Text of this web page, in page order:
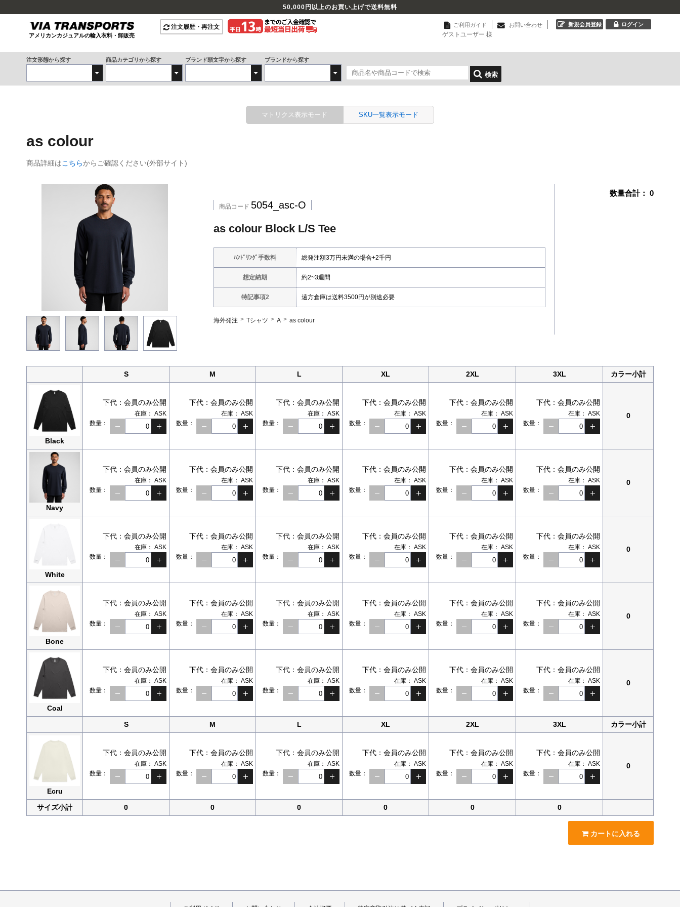
50,000 円以上のお買い上げで送料無料
アメリカンカジュアルの輸入衣料・卸販売
注文履歴・再注文 ご利用ガイド お問い合わせ 新規会員登録 ログイン
ゲストユーザー 様
注文形態から探す 商品カテゴリから探す ブランド頭文字から探す ブランドから探す
検索
マトリクス表示モード SKU一覧表示モード
as colour
商品詳細はこちらからご確認ください(外部サイト)
商品コード 5054_asc-O
as colour Block L/S Tee
ﾊﾝﾄﾞﾘﾝｸﾞ手数料 総発注額3万円未満の場合+2千円
想定納期 約2~3週間
特記事項2 遠方倉庫は送料3500円が別途必要
海外発注 Tシャツ A as colour
数量合計： 0
S M L XL 2XL 3XL カラー小計
サイズ小計 0 0 0 0 0 0
Black
下代： 会員のみ公開
在庫： ASK
数量：
下代： 会員のみ公開
在庫： ASK
数量：
下代： 会員のみ公開
在庫： ASK
数量：
下代： 会員のみ公開
在庫： ASK
数量：
下代： 会員のみ公開
在庫： ASK
数量：
下代： 会員のみ公開
在庫： ASK
数量：
0
Navy
下代： 会員のみ公開
在庫： ASK
数量：
下代： 会員のみ公開
在庫： ASK
数量：
下代： 会員のみ公開
在庫： ASK
数量：
下代： 会員のみ公開
在庫： ASK
数量：
下代： 会員のみ公開
在庫： ASK
数量：
下代： 会員のみ公開
在庫： ASK
数量：
0
White
下代： 会員のみ公開
在庫： ASK
数量：
下代： 会員のみ公開
在庫： ASK
数量：
下代： 会員のみ公開
在庫： ASK
数量：
下代： 会員のみ公開
在庫： ASK
数量：
下代： 会員のみ公開
在庫： ASK
数量：
下代： 会員のみ公開
在庫： ASK
数量：
0
Bone
下代： 会員のみ公開
在庫： ASK
数量：
下代： 会員のみ公開
在庫： ASK
数量：
下代： 会員のみ公開
在庫： ASK
数量：
下代： 会員のみ公開
在庫： ASK
数量：
下代： 会員のみ公開
在庫： ASK
数量：
下代： 会員のみ公開
在庫： ASK
数量：
0
Coal
下代： 会員のみ公開
在庫： ASK
数量：
下代： 会員のみ公開
在庫： ASK
数量：
下代： 会員のみ公開
在庫： ASK
数量：
下代： 会員のみ公開
在庫： ASK
数量：
下代： 会員のみ公開
在庫： ASK
数量：
下代： 会員のみ公開
在庫： ASK
数量：
0
S M L XL 2XL 3XL カラー小計
Ecru
下代： 会員のみ公開
在庫： ASK
数量：
下代： 会員のみ公開
在庫： ASK
数量：
下代： 会員のみ公開
在庫： ASK
数量：
下代： 会員のみ公開
在庫： ASK
数量：
下代： 会員のみ公開
在庫： ASK
数量：
下代： 会員のみ公開
在庫： ASK
数量：
0
カートに入れる